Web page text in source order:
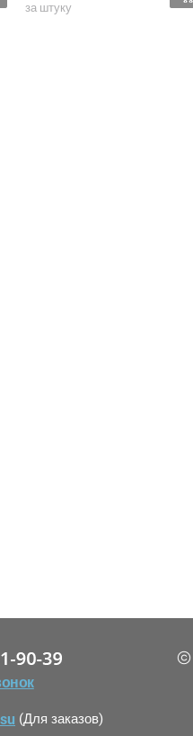
за штуку
(Для заказов)